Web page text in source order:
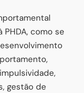
como se
gestão de